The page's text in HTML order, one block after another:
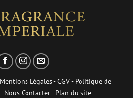
Mentions Légales-CGV- Politique de
- Nous Contacter- Plan du site